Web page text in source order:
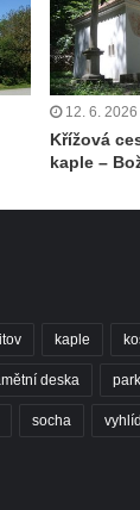
v Třebušíně
Františka z Assisi v
a Šebestiána v
Kříže ve Frýdlantu
Frýdlantu
na křížové
12. 6. 2026
Křížová
kaple –
kaple
deska park
socha